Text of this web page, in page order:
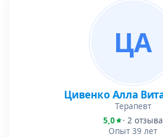
ЦА
Цивенко Алла
Терапевт
5,0
· 2 отзыва
Опыт 39 лет